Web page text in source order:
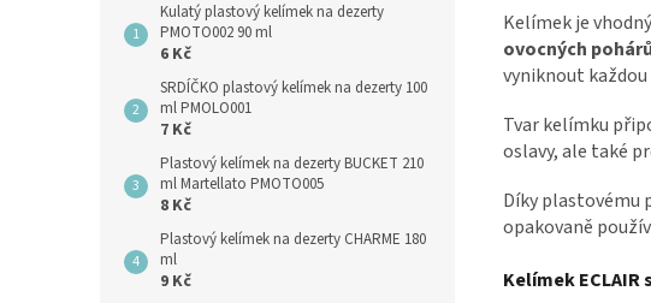
Kulatý plastový kelímek na dezerty
PMOTO002 90 ml
6 Kč
SRDÍČKO plastový kelímek na dezerty 100
ml PMOLO001
7 Kč
Plastový kelímek na dezerty BUCKET 210
ml Martellato PMOTO005
8 Kč
Plastový kelímek na dezerty CHARME 180
ml
9 Kč
Kelímek je
ovocných
vyniknout
Tvar kelímku
oslavy, ale také
Díky plastovému
opakovaně
Kelímek